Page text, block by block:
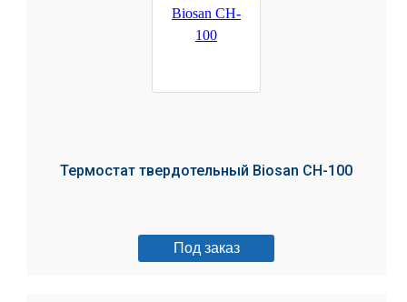
Термостат твердотельный Biosan CH-100
Под заказ